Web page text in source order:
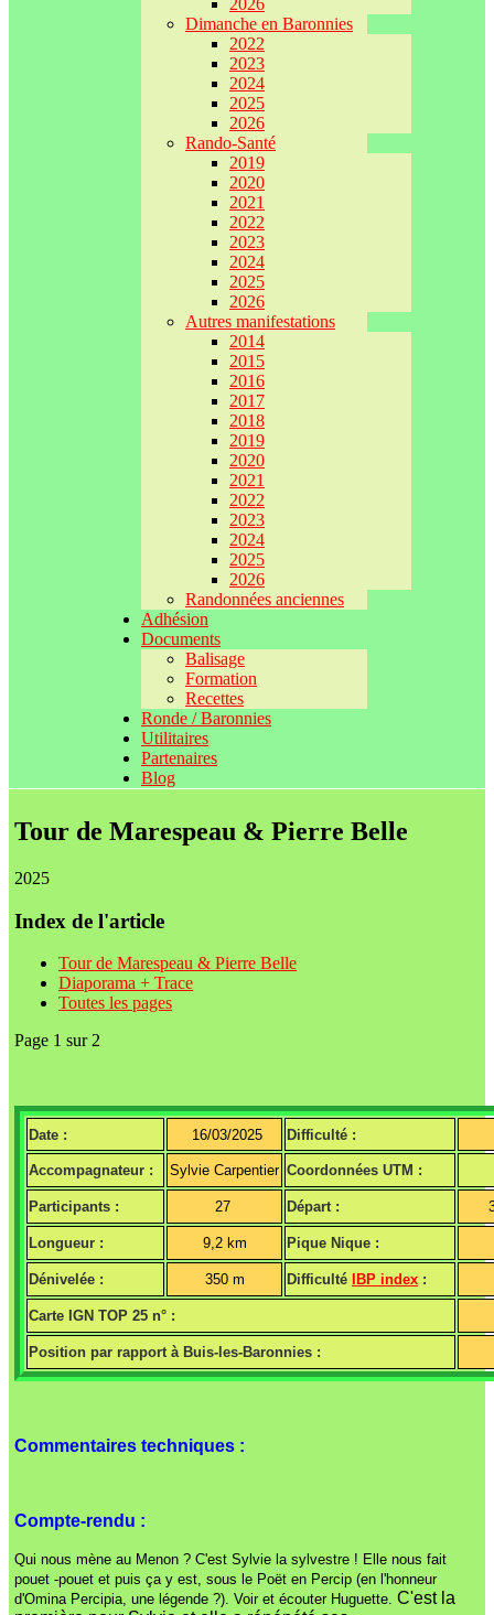
2026
Dimanche en Baronnies
2022
2023
2024
2025
2026
Rando-Santé
2019
2020
2021
2022
2023
2024
2025
2026
Autres manifestations
2014
2015
2016
2017
2018
2019
2020
2021
2022
2023
2024
2025
2026
Randonnées anciennes
Adhésion
Documents
Balisage
Formation
Recettes
Ronde / Baronnies
Utilitaires
Partenaires
Blog
Tour de Marespeau & Pierre Belle
2025
Index de l'article
Tour de Marespeau & Pierre Belle
Diaporama + Trace
Toutes les pages
Page 1 sur 2
Date : 16/03/2025 Difficulté :
Accompagnateur : Sylvie Carpentier Coordonnées UTM :
Participants : 27 Départ :
Longueur : 9,2 km Pique Nique :
Dénivelée : 350 m Difficulté IBP index :
Carte IGN TOP 25 n° :
Position par rapport à Buis-les-Baronnies :
Commentaires techniques :
Compte-rendu :
Qui nous mène au Menon ? C'est Sylvie la sylvestre ! Elle nous fait
pouet -pouet et puis ça y est, sous le Poët en Percip (en l'honneur
d'Omina Percipia, une légende ?). Voir et écouter Huguette. C'est la